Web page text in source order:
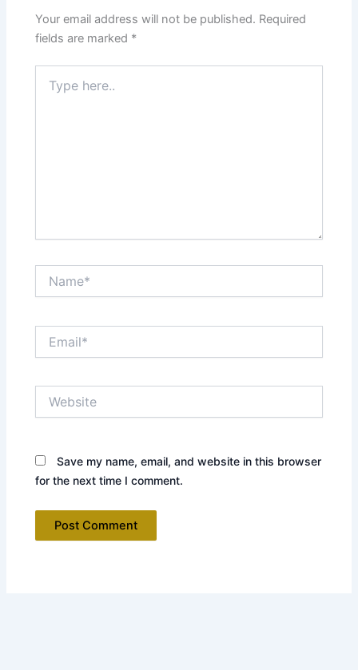
Your email address will not be published. Required
fields are marked *
here..
Save my name, email, and website in this browser
for the next time I comment.